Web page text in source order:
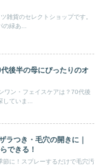
雑貨のセレクトショップです。
緑あ...
後半の母にぴったりのオ
ワン・フェイスケアは？70代後
ていま...
ラつき・毛穴の開きに｜
できる！
に！スプレーするだけで毛穴汚